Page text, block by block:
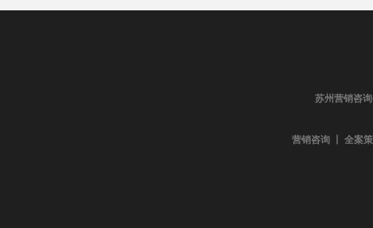
苏州营销咨
营销咨询 丨 全案